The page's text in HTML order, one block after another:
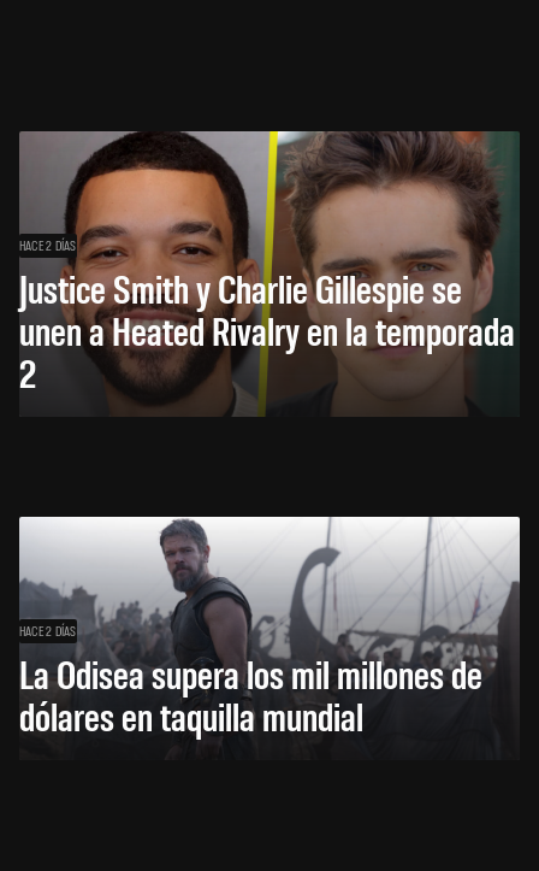
HACE 2 DÍAS
Justice Smith y Charlie Gillespie se
unen a Heated Rivalry en la temporada
2
HACE 2 DÍAS
La Odisea supera los mil millones de
dólares en taquilla mundial